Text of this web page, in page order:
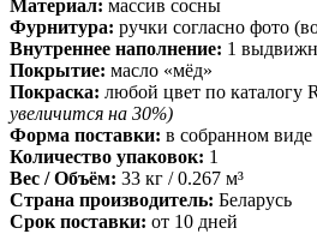
Материал: массив сосны
Фурнитура: ручки согласно фото
Внутреннее наполнение: 1
Покрытие: масло «мёд»
Покраска: любой цвет по каталогу
увеличится на 30%)
Форма поставки: в собранном виде
Количество упаковок: 1
Вес / Объём: 33 кг / 0.267 м³
Страна производитель: Беларусь
Срок поставки: от 10 дней